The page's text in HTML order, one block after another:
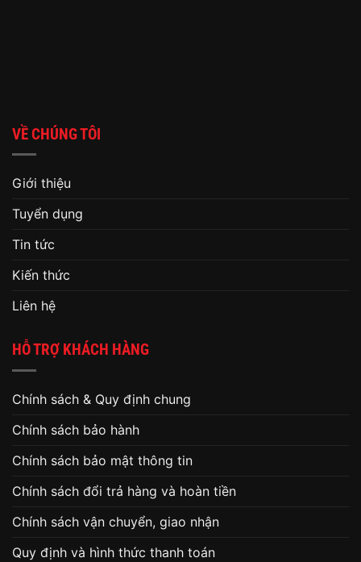
VỀ CHÚNG TÔI
Giới thiệu
Tuyển dụng
Tin tức
Kiến thức
Liên hệ
HỖ TRỢ KHÁCH HÀNG
Chính sách & Quy định chung
Chính sách bảo hành
Chính sách bảo mật thông tin
Chính sách đổi trả hàng và hoàn tiền
Chính sách vận chuyển, giao nhận
Quy định và hình thức thanh toán